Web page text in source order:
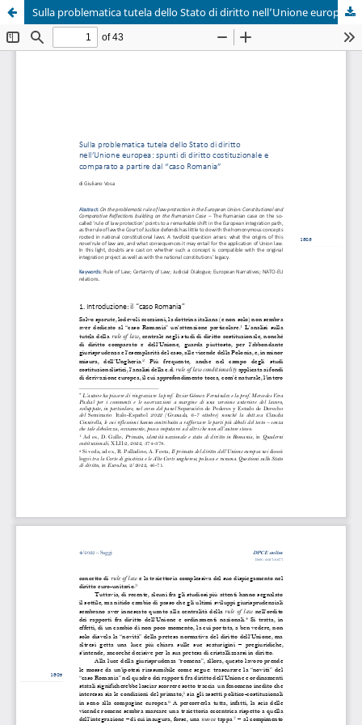
Sulla problematica tutela dello Stato di diritto nell’Unione europea: spunti di diritto costituzionale e comparato a partire dal “caso Romania”